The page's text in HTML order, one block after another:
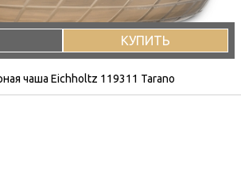
КУПИТЬ
чаша Eichholtz 119311 Tarano